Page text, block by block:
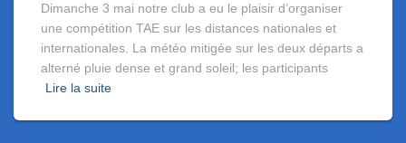
Dimanche 3 mai notre club a eu le plaisir d’organiser
une compétition TAE sur les distances nationales et
internationales. La météo mitigée sur les deux départs a
alterné pluie dense et grand soleil; les participants
Lire la suite